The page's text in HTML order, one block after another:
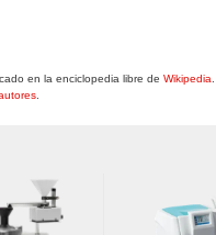
en la enciclopedia libre de Wikipedia